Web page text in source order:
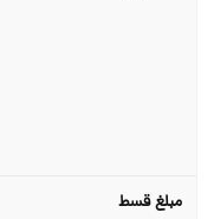
مبلغ قسط